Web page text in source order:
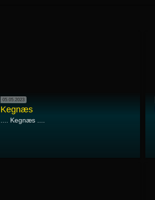
05.05.2023
Kegnæs
.... Kegnæs ....